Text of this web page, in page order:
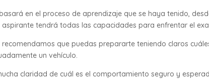
en el proceso de aprendizaje que se haya tenido,
aspirante tendrá todas las capacidades para enfrentar el
que puedas prepararte teniendo claros
un vehículo.
claridad de cuál es el comportamiento seguro y